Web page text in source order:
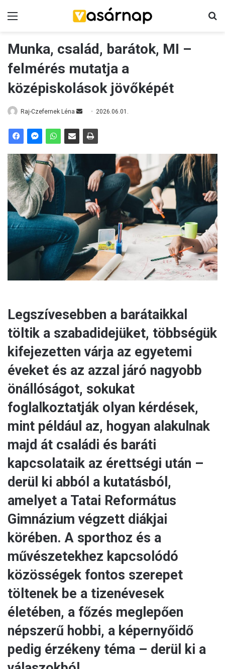
Munka, család, barátok, MI –
felmérés mutatja a
középiskolások jövőképét
Raj-Czefernek Léna
a
l
2026.06.01.
Legszívesebben a barátaikkal
töltik a szabadidejüket, többségük
kifejezetten várja az egyetemi
éveket és az azzal járó nagyobb
önállóságot, sokukat
foglalkoztatják olyan kérdések,
mint például az, hogyan alakulnak
majd át családi és baráti
kapcsolataik az érettségi után –
derül ki abból a kutatásból,
amelyet a Tatai Református
Gimnázium végzett diákjai
körében. A sporthoz és a
művészetekhez kapcsolódó
közösségek fontos szerepet
töltenek be a tizenévesek
életében, a főzés meglepően
népszerű hobbi, a képernyőidő
pedig érzékeny téma – derül ki a